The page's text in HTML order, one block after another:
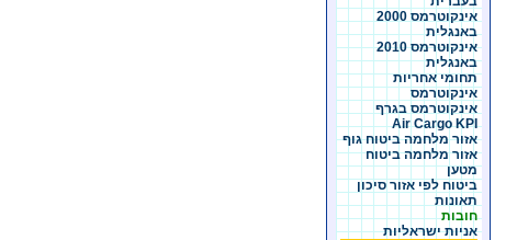
אינקוטרמס 2000
באנגלית
אינקוטרמס 2010
באנגלית
תחומי אחריות
אינקוטרמס
אינקוטרמס בגרף
Air Cargo KPI
אזור מלחמה ביטוח גוף
אזור מלחמה ביטוח
מטען
ביטוח לפי אזור סיכון
תאונות
חובות
אניות ישראליות